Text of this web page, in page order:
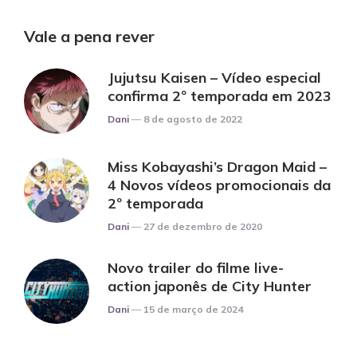
Vale a pena rever
Jujutsu Kaisen – Vídeo especial
confirma 2º temporada em 2023
Posted
Dani 8 de agosto de 2022
Miss Kobayashi’s Dragon Maid –
4 Novos vídeos promocionais da
2º temporada
Posted
Dani 27 de dezembro de 2020
Novo trailer do filme live-
action japonês de City Hunter
Posted
Dani 15 de março de 2024